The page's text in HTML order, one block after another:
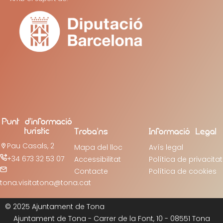
Punt d’informació
turístic
Pau Casals, 2
+34 673 32 53 07
tona.visitatona@tona.cat
Troba’ns
Mapa del lloc
Accessibilitat
Contacte
Informació Legal
Avís legal
Política de privacitat
Política de cookies
© 2025 Ajuntament de Tona
Ajuntament de Tona - Carrer de la Font, 10 - 08551 Tona